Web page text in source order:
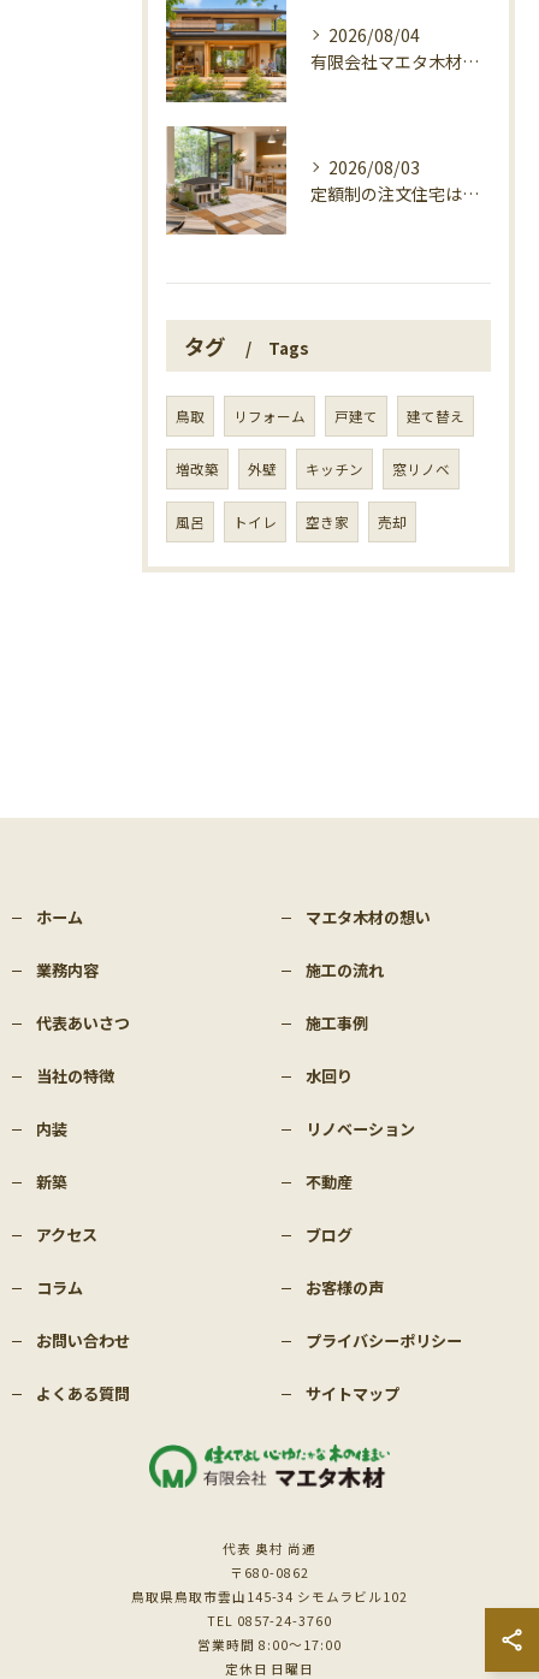
2026/08/04
有限会社マエタ木材の鳥取に根ざす家づくり
2026/08/03
定額制の注文住宅は見積もり前の条件整理がカギ
タグ Tags
鳥取 リフォーム 戸建て 建て替え
増改築 外壁 キッチン 窓リノベ
風呂 トイレ 空き家 売却
ホーム マエタ木材の想い
業務内容 施工の流れ
代表あいさつ 施工事例
当社の特徴 水回り
内装 リノベーション
新築 不動産
アクセス ブログ
コラム お客様の声
お問い合わせ プライバシーポリシー
よくある質問 サイトマップ
代表 奥村 尚通
〒680-0862
鳥取県鳥取市雲山145-34 シモムラビル102
TEL 0857-24-3760
営業時間 8:00～17:00
定休日 日曜日